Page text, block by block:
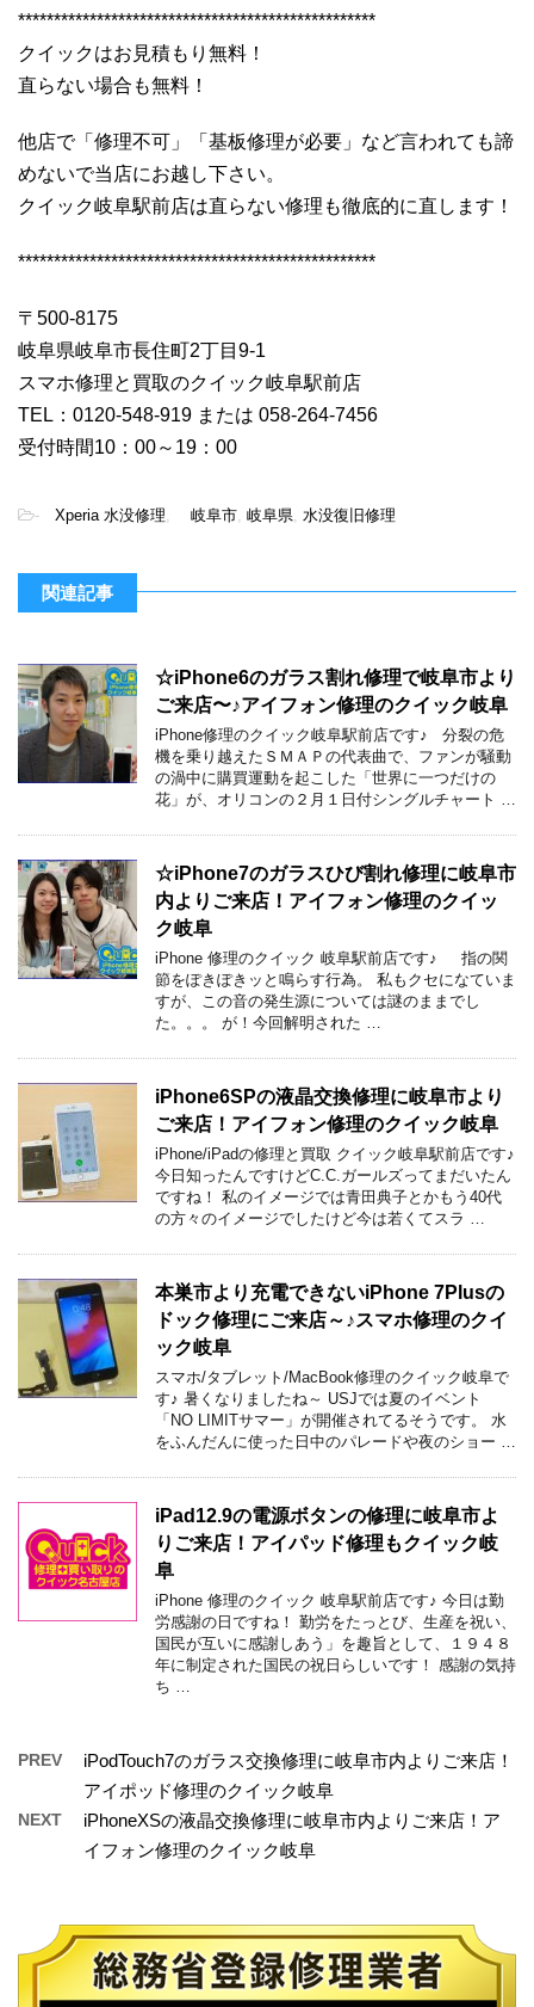
**************************************************
クイックはお見積もり無料！
直らない場合も無料！
他店で「修理不可」「基板修理が必要」など言われても諦
めないで当店にお越し下さい。
クイック岐阜駅前店は直らない修理も徹底的に直します！
**************************************************
〒500-8175
岐阜県岐阜市長住町2丁目9-1
スマホ修理と買取のクイック岐阜駅前店
TEL：0120-548-919 または 058-264-7456
受付時間10：00～19：00
- Xperia 水没修理 岐阜市 岐阜県 水没復旧修理
関連記事
☆iPhone6のガラス割れ修理で岐阜市より
ご来店〜♪アイフォン修理のクイック岐阜
iPhone修理のクイック岐阜駅前店です♪ 分裂の危
機を乗り越えたＳＭＡＰの代表曲で、ファンが騒動
の渦中に購買運動を起こした「世界に一つだけの
花」が、オリコンの２月１日付シングルチャート …
☆iPhone7のガラスひび割れ修理に岐阜市
内よりご来店！アイフォン修理のクイッ
ク岐阜
iPhone 修理のクイック 岐阜駅前店です♪ 指の関
節をぽきぽきッと鳴らす行為。 私もクセになていま
すが、この音の発生源については謎のままでし
た。。。 が！今回解明された …
iPhone6SPの液晶交換修理に岐阜市より
ご来店！アイフォン修理のクイック岐阜
iPhone/iPadの修理と買取 クイック岐阜駅前店です♪
今日知ったんですけどC.C.ガールズってまだいたん
ですね！ 私のイメージでは青田典子とかもう40代
の方々のイメージでしたけど今は若くてスラ …
本巣市より充電できないiPhone 7Plusの
ドック修理にご来店～♪スマホ修理のクイ
ック岐阜
スマホ/タブレット/MacBook修理のクイック岐阜で
す♪ 暑くなりましたね～ USJでは夏のイベント
「NO LIMITサマー」が開催されてるそうです。 水
をふんだんに使った日中のパレードや夜のショー …
iPad12.9の電源ボタンの修理に岐阜市よ
りご来店！アイパッド修理もクイック岐
阜
iPhone 修理のクイック 岐阜駅前店です♪ 今日は勤
労感謝の日ですね！ 勤労をたっとび、生産を祝い、
国民が互いに感謝しあう」を趣旨として、１９４８
年に制定された国民の祝日らしいです！ 感謝の気持
ち …
PREV
iPodTouch7のガラス交換修理に岐阜市内よりご来店！
アイポッド修理のクイック岐阜
NEXT
iPhoneXSの液晶交換修理に岐阜市内よりご来店！ア
イフォン修理のクイック岐阜